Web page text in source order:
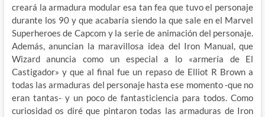
creará la armadura modular esa tan fea que tuvo el personaje
durante los 90 y que acabaría siendo la que sale en el Marvel
Superheroes de Capcom y la serie de animación del personaje.
Además, anuncian la maravillosa idea del Iron Manual, que
Wizard anuncia como un especial a lo «armería de El
Castigador» y que al final fue un repaso de Elliot R Brown a
todas las armaduras del personaje hasta ese momento -que no
eran tantas- y un poco de fantasticiencia para todos. Como
curiosidad os diré que pintaron todas las armaduras de Iron